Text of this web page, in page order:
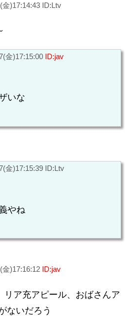
金)17:14:43 ID:Ltv
金)17:15:00 ID:jav
いな
金)17:15:39 ID:Ltv
やね
金)17:16:12 ID:jav
リア充アピール、おばさんア
ないだろう